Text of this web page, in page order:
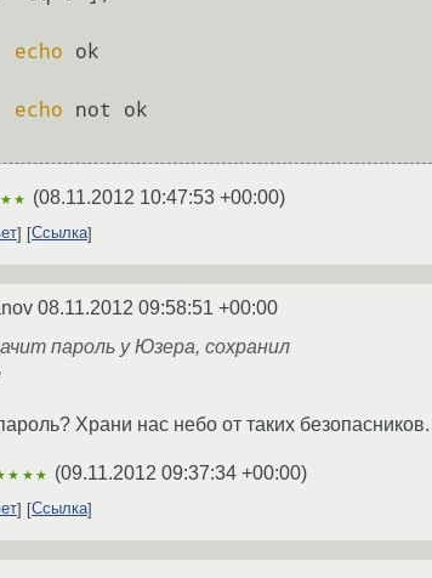
echo
echo
(08.11.2012 10:47:53 +00:00)
Ссылка
08.11.2012 09:58:51 +00:00
пароль у Юзера, сохранил
Храни нас небо от таких безопасников.
(09.11.2012 09:37:34 +00:00)
Ссылка